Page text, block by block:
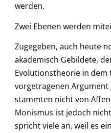
werden.
Zwei Ebenen werden
Zugegeben, auch heute
akademisch Gebildete,
Evolutionstheorie in dem
vorgetragenen
stammten nicht von
Monismus ist jedoch
spricht viele an, weil es